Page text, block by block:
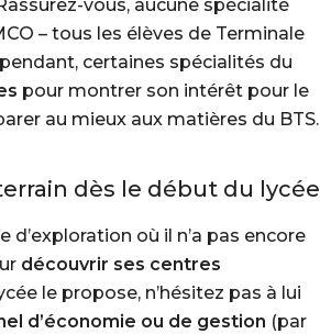
vous, aucune spécialité
– tous les élèves de Terminale
certaines spécialités du
pour montrer son intérêt pour le
au mieux aux matières du BTS.
dès le début du lycée
d’exploration où il n’a pas encore
découvrir ses centres
le propose, n’hésitez pas à lui
d’économie ou de gestion (par